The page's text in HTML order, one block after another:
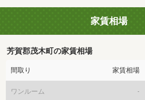
家賃相場
芳賀郡茂木町の家賃相場
間取り 家賃相場
ワンルーム -